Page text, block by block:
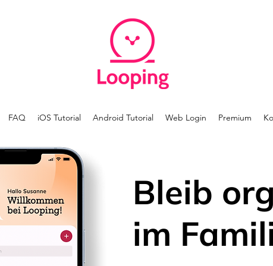
FAQ iOS Tutorial Android Tutorial Web Login Premium
Bleib
im